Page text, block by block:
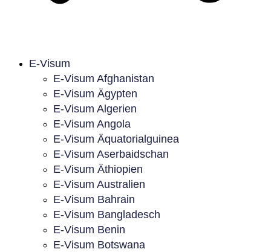
E-Visum
E-Visum Afghanistan
E-Visum Ägypten
E-Visum Algerien
E-Visum Angola
E-Visum Äquatorialguinea
E-Visum Aserbaidschan
E-Visum Äthiopien
E-Visum Australien
E-Visum Bahrain
E-Visum Bangladesch
E-Visum Benin
E-Visum Botswana